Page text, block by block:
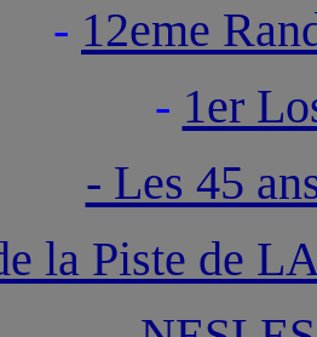
- 12eme
- 1er
- Les 45
la Piste de